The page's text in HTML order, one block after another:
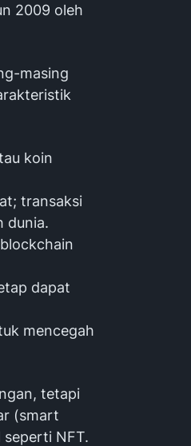
2009 oleh
masing
koin
transaksi
dunia.
dapat
mencegah
tetapi
(smart
NFT.